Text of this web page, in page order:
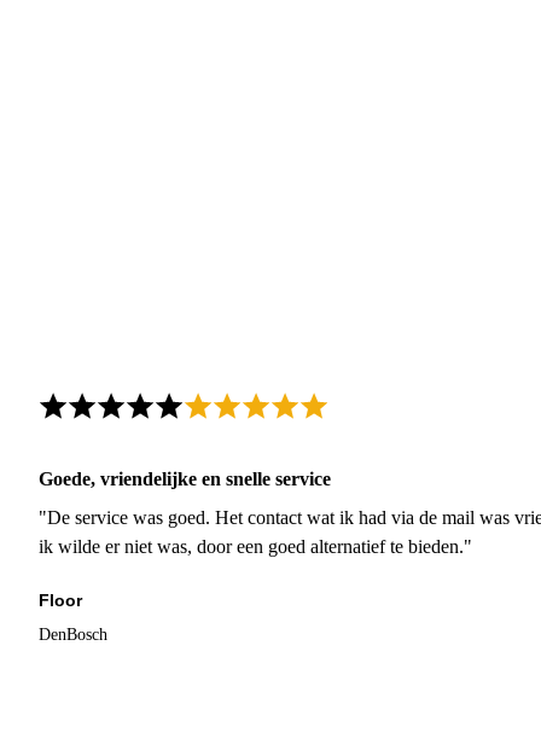
Goede, vriendelijke en snelle service
"De service was goed. Het contact wat ik had via de mail was
ik wilde er niet was, door een goed alternatief te bieden."
Floor
DenBosch